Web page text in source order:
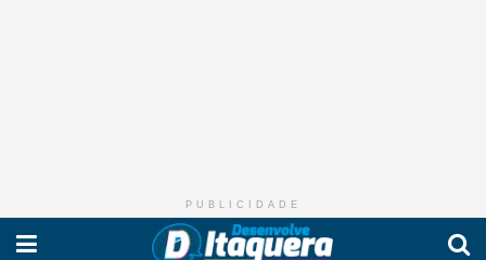
PUBLICIDADE